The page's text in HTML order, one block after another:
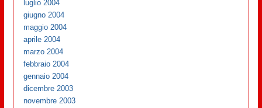
luglio 2004
giugno 2004
maggio 2004
aprile 2004
marzo 2004
febbraio 2004
gennaio 2004
dicembre 2003
novembre 2003